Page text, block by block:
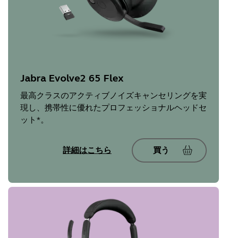
Jabra Evolve2 65 Flex
最高クラスのアクティブノイズキャンセリングを実
現し、携帯性に優れたプロフェッショナルヘッドセ
ット*。
詳細はこちら 買う